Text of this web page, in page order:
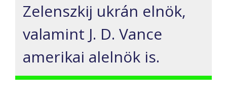
Zelenszkij ukrán elnök,
valamint J. D. Vance
amerikai alelnök is.